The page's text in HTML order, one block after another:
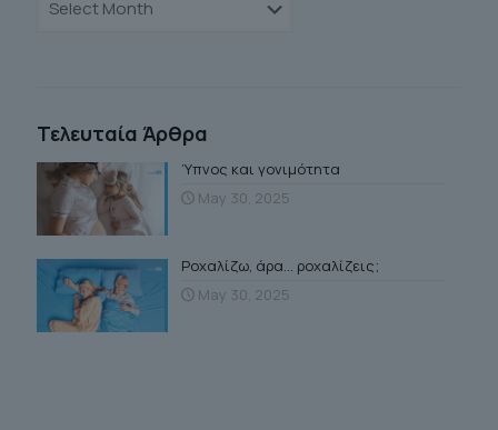
Τελευταία Άρθρα
Ύπνος και γονιμότητα
May 30, 2025
Ροχαλίζω, άρα… ροχαλίζεις;
May 30, 2025